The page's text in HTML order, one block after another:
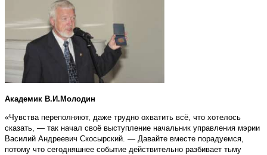
Академик В.И.Молодин
«Чувства переполняют, даже трудно охватить всё, что хотелось
сказать, — так начал своё выступление начальник управления мэрии
Василий Андреевич Скосырский. — Давайте вместе порадуемся,
потому что сегодняшнее событие действительно разбивает тьму